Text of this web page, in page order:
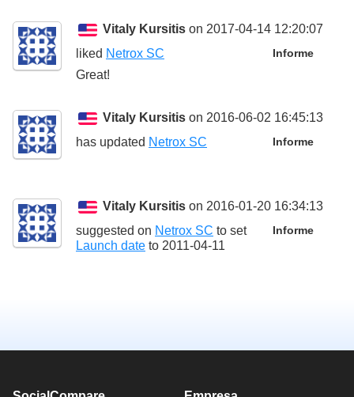
Vitaly Kursitis on 2017-04-14 12:20:07
Informe
liked Netrox SC
Great!
Vitaly Kursitis on 2016-06-02 16:45:13
Informe
has updated Netrox SC
Vitaly Kursitis on 2016-01-20 16:34:13
Informe
suggested on Netrox SC to set
Launch date to 2011-04-11